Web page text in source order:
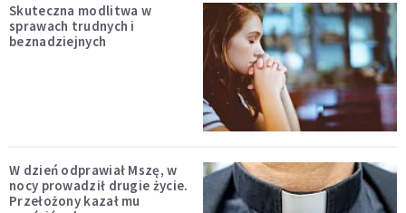
Skuteczna modlitwa w
sprawach trudnych i
beznadziejnych
W dzień odprawiał Mszę, w
nocy prowadził drugie życie.
Przełożony kazał mu